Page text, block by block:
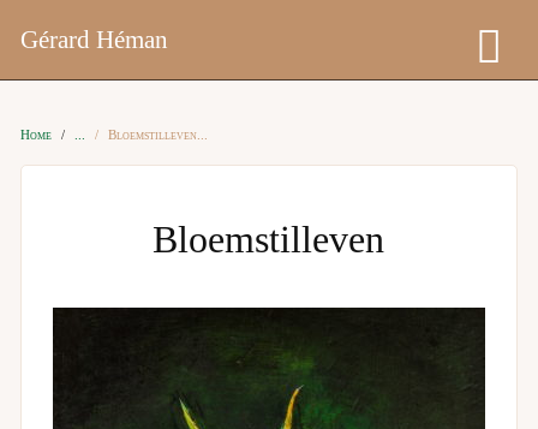
Gérard Héman
Home Bloemstilleven
Bloemstilleven